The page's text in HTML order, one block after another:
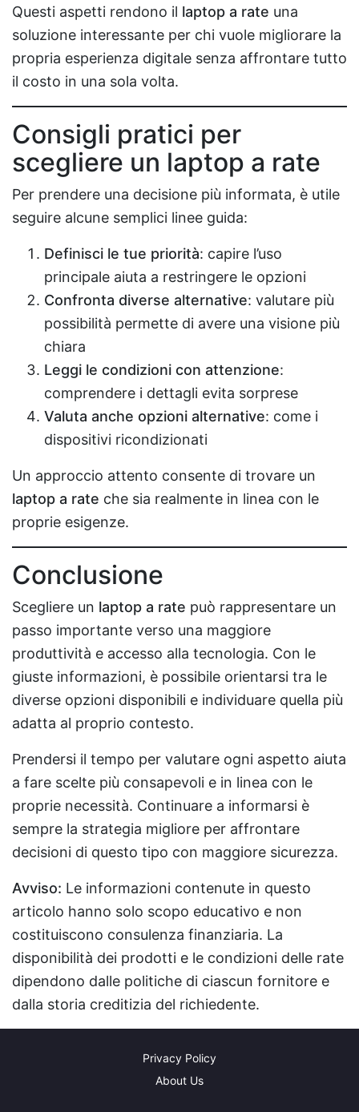
Questi aspetti rendono il laptop a rate una
soluzione interessante per chi vuole migliorare la
propria esperienza digitale senza affrontare tutto
il costo in una sola volta.
Consigli pratici per
scegliere un laptop a rate
Per prendere una decisione più informata, è utile
seguire alcune semplici linee guida:
Definisci le tue priorità: capire l’uso
principale aiuta a restringere le opzioni
Confronta diverse alternative: valutare più
possibilità permette di avere una visione più
chiara
Leggi le condizioni con attenzione:
comprendere i dettagli evita sorprese
Valuta anche opzioni alternative: come i
dispositivi ricondizionati
Un approccio attento consente di trovare un
laptop a rate che sia realmente in linea con le
proprie esigenze.
Conclusione
Scegliere un laptop a rate può rappresentare un
passo importante verso una maggiore
produttività e accesso alla tecnologia. Con le
giuste informazioni, è possibile orientarsi tra le
diverse opzioni disponibili e individuare quella più
adatta al proprio contesto.
Prendersi il tempo per valutare ogni aspetto aiuta
a fare scelte più consapevoli e in linea con le
proprie necessità. Continuare a informarsi è
sempre la strategia migliore per affrontare
decisioni di questo tipo con maggiore sicurezza.
Avviso: Le informazioni contenute in questo
articolo hanno solo scopo educativo e non
costituiscono consulenza finanziaria. La
disponibilità dei prodotti e le condizioni delle rate
dipendono dalle politiche di ciascun fornitore e
dalla storia creditizia del richiedente.
Privacy Policy
About Us